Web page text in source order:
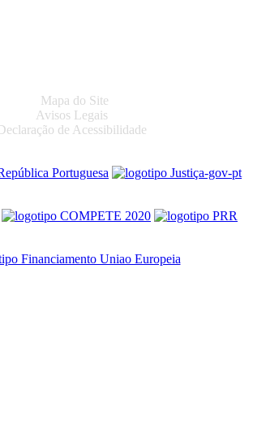
Mapa do Site
Avisos Legais
de Acessibilidade